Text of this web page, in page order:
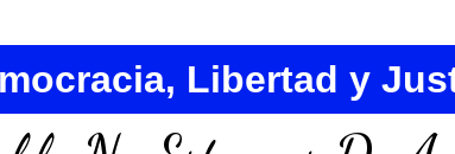
Libertad y